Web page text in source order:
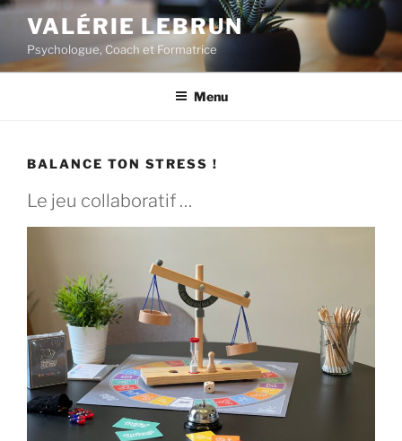
Aller
contenu
principal
VALÉRIE LEBRUN
Psychologue, Coach et Formatrice
Menu
BALANCE TON STRESS !
Le jeu collaboratif …